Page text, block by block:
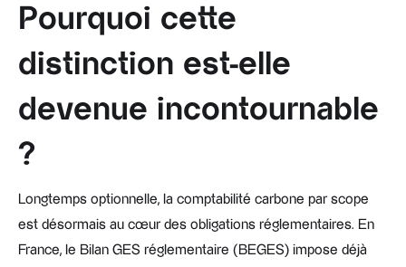
Pourquoi cette
distinction est-elle
devenue incontournable
?
Longtemps optionnelle, la comptabilité carbone par scope
est désormais au cœur des obligations réglementaires. En
France, le Bilan GES réglementaire (BEGES) impose déjà